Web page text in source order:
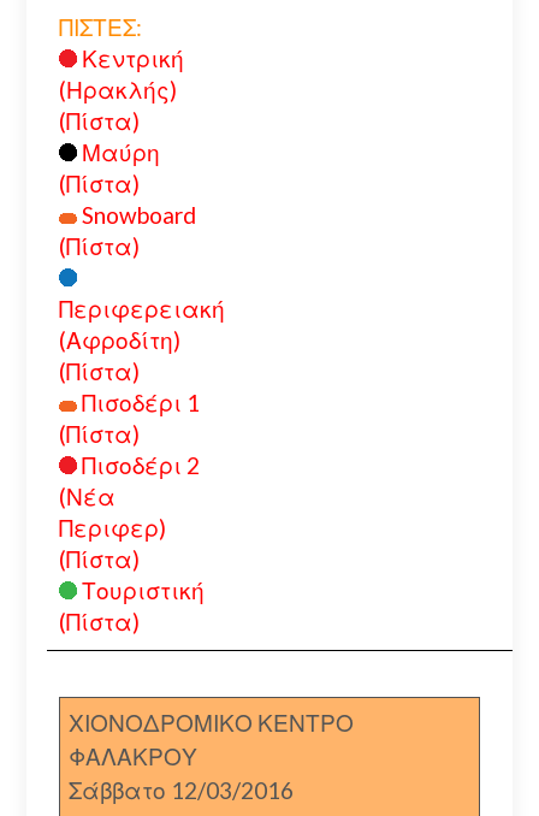
ΠΙΣΤΕΣ:
Κεντρική
(Ηρακλής)
(Πίστα)
Μαύρη
(Πίστα)
Snowboard
(Πίστα)
Περιφερειακή
(Αφροδίτη)
(Πίστα)
Πισοδέρι 1
(Πίστα)
Πισοδέρι 2
(Νέα
Περιφερ)
(Πίστα)
Τουριστική
(Πίστα)
ΧΙΟΝΟΔΡΟΜΙΚΟ ΚΕΝΤΡΟ
ΦΑΛΑΚΡΟΥ
Σάββατο 12/03/2016